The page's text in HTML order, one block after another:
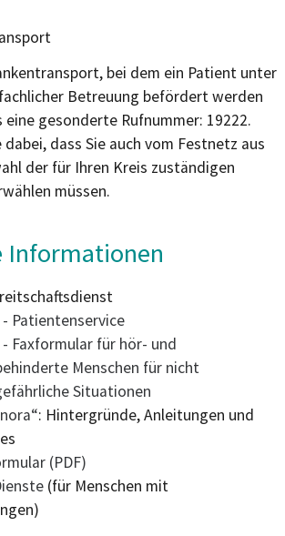
bei dem ein Patient unter
Betreuung befördert werden
eine gesonderte Rufnummer: 19222.
dabei, dass Sie auch vom Festnetz aus
der für Ihren Kreis zuständigen
müssen.
Informationen
- Patientenservice
- Faxformular für hör- und
Menschen für nicht
Situationen
: Hintergründe, Anleitungen und
(PDF)
(für Menschen mit